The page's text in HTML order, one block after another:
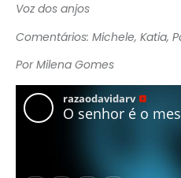
Voz dos anjos
Comentários: Michele, Katia,
Por Milena Gomes